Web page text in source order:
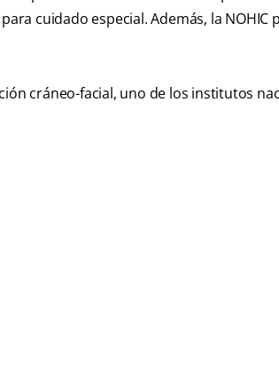
cuidado especial. Además, la NOHIC
cráneo-facial, uno de los institutos